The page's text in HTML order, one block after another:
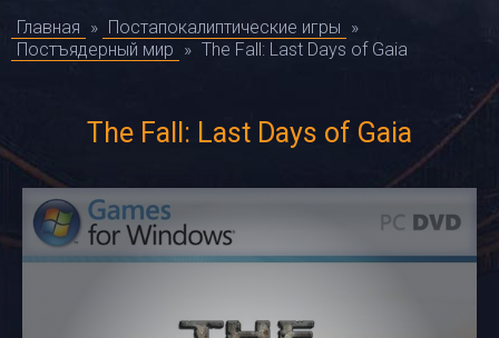
Главная » Постапокалиптические игры »
Постъядерный мир » The Fall: Last Days of Gaia
The Fall: Last Days of Gaia